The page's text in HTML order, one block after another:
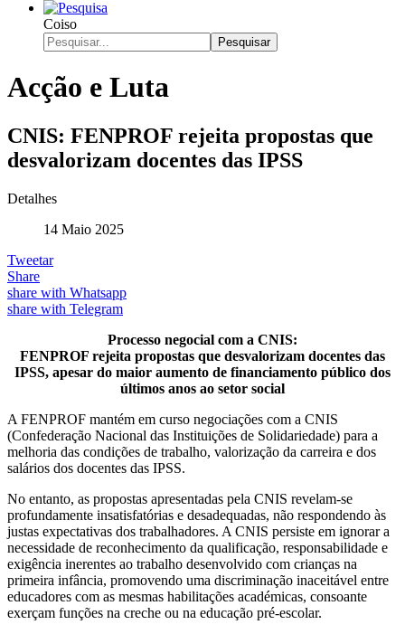
Coiso
Pesquisar
Acção e Luta
CNIS: FENPROF rejeita propostas que
desvalorizam docentes das IPSS
Detalhes
14 Maio 2025
Tweetar
Share
share with Whatsapp
share with Telegram
Processo negocial com a CNIS:
FENPROF rejeita propostas que desvalorizam docentes das
IPSS, apesar do maior aumento de financiamento público dos
últimos anos ao setor social
A FENPROF mantém em curso negociações com a CNIS
(Confederação Nacional das Instituições de Solidariedade) para a
melhoria das condições de trabalho, valorização da carreira e dos
salários dos docentes das IPSS.
No entanto, as propostas apresentadas pela CNIS revelam-se
profundamente insatisfatórias e desadequadas, não respondendo às
justas expectativas dos trabalhadores. A CNIS persiste em ignorar a
necessidade de reconhecimento da qualificação, responsabilidade e
exigência inerentes ao trabalho desenvolvido com crianças na
primeira infância, promovendo uma discriminação inaceitável entre
educadores com as mesmas habilitações académicas, consoante
exerçam funções na creche ou na educação pré-escolar.